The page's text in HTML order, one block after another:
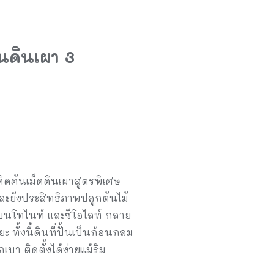
นเผา 3
ดค้นเม็ดดินเผาสูตรพิเศษ
ยังประสิทธิภาพปลูกต้นไม้
โทไนท์ และซีโอไลท์ กลาย
ะ ทั้งนี้ดินที่ปั้นเป็นก้อนกลม
บา ติดตั้งได้ง่ายแม้ริม